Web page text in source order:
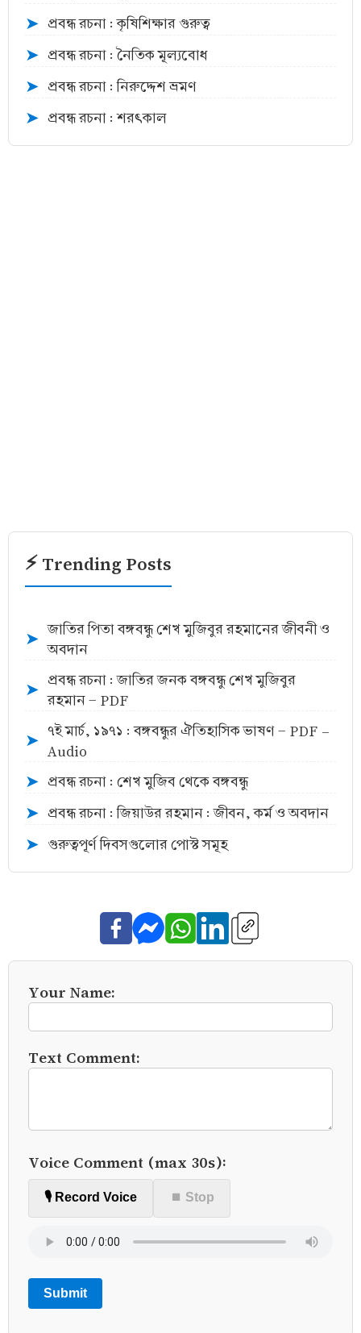
➤ প্রবন্ধ রচনা : কৃষিশিক্ষার গুরুত্ব
➤ প্রবন্ধ রচনা : নৈতিক মূল্যবোধ
➤ প্রবন্ধ রচনা : নিরুদ্দেশ ভ্রমণ
➤ প্রবন্ধ রচনা : শরৎকাল
⚡ Trending Posts
➤
জাতির পিতা বঙ্গবন্ধু শেখ মুজিবুর রহমানের জীবনী ও
অবদান
➤
প্রবন্ধ রচনা : জাতির জনক বঙ্গবন্ধু শেখ মুজিবুর
রহমান - PDF
➤
৭ই মার্চ, ১৯৭১ : বঙ্গবন্ধুর ঐতিহাসিক ভাষণ - PDF -
Audio
➤ প্রবন্ধ রচনা : শেখ মুজিব থেকে বঙ্গবন্ধু
➤ প্রবন্ধ রচনা : জিয়াউর রহমান : জীবন, কর্ম ও অবদান
➤ গুরুত্বপূর্ণ দিবসগুলোর পোস্ট সমূহ
Your Name:
Text Comment:
Voice Comment (max 30s):
🎙️ Record Voice ⏹ Stop
Submit